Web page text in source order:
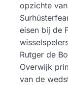
opzichte
eisen bij de
Rutger de
Overwijk
van de